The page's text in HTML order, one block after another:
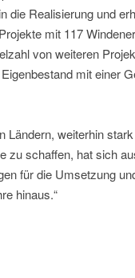
die Realisierung und
mit 117
von weiteren
mit einer
Ländern, weiterhin
zu schaffen, hat sich
für die Umsetzung
hinaus.“